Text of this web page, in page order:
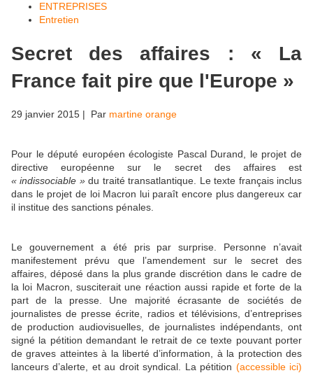
ENTREPRISES
Entretien
Secret des affaires : « La
France fait pire que l'Europe »
29 janvier 2015 | Par martine orange
Pour le député européen écologiste Pascal Durand, le projet de
directive européenne sur le secret des affaires est
« indissociable »du traité transatlantique. Le texte français inclus
dans le projet de loi Macron lui paraît encore plus dangereux car
il institue des sanctions pénales.
Le gouvernement a été pris par surprise. Personne n’avait
manifestement prévu que l’amendement sur le secret des
affaires, déposé dans la plus grande discrétion dans le cadre de
la loi Macron, susciterait une réaction aussi rapide et forte de la
part de la presse. Une majorité écrasante de sociétés de
journalistes de presse écrite, radios et télévisions, d’entreprises
de production audiovisuelles, de journalistes indépendants, ont
signé la pétition demandant le retrait de ce texte pouvant porter
de graves atteintes à la liberté d’information, à la protection des
lanceurs d’alerte, et au droit syndical. La pétition (accessible ici)